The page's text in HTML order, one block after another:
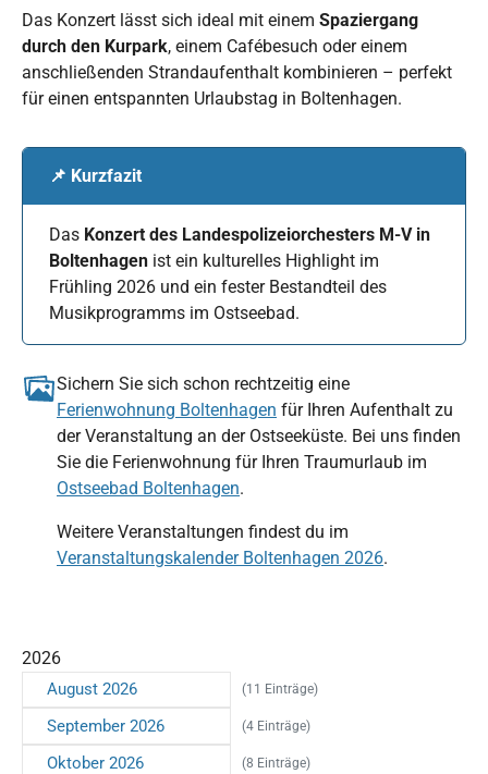
Das Konzert lässt sich ideal mit einem Spaziergang
durch den Kurpark, einem Cafébesuch oder einem
anschließenden Strandaufenthalt kombinieren – perfekt
für einen entspannten Urlaubstag in Boltenhagen.
📌 Kurzfazit
Das Konzert des Landespolizeiorchesters M-V in
Boltenhagen ist ein kulturelles Highlight im
Frühling 2026 und ein fester Bestandteil des
Musikprogramms im Ostseebad.
Sichern Sie sich schon rechtzeitig eine
Ferienwohnung Boltenhagen für Ihren Aufenthalt zu
der Veranstaltung an der Ostseeküste. Bei uns finden
Sie die Ferienwohnung für Ihren Traumurlaub im
Ostseebad Boltenhagen.
Weitere Veranstaltungen findest du im
Veranstaltungskalender Boltenhagen 2026.
2026
August 2026 (11 Einträge)
September 2026 (4 Einträge)
Oktober 2026 (8 Einträge)